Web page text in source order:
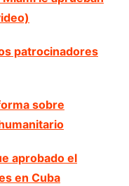
patrocinadores
sobre
aprobado el
en Cuba